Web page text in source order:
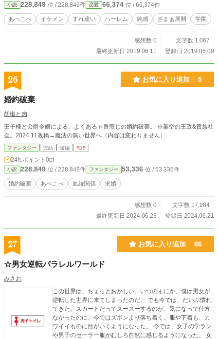
小説 228,849 位 / 228,849件 恋愛 66,374 位 / 66,374件
あべこべ イケメン すれ違い ハーレム 鈍感 ざまぁ展開 学園
感想数 0
文字数 1,067
最終更新日 2019.06.11
登録日 2019.06.09
26 お気に入り追加 5
婚約破棄
胡椒と肉
王子様と公爵令嬢による、よくあるｎ番煎じの婚約破棄。 ※架空の王政&貴族社
会。2024.11改稿→魔法の無い世界へ（内容は変わりません）
ファンタジー 完結 短編 R15
24h.ポイント 0pt
小説 228,849 位 / 228,849件 ファンタジー 53,336 位 / 53,336件
婚約破棄 あべこべ 血縁関係 求婚
感想数 0
文字数 17,984
最終更新日 2024.06.23
登録日 2024.06.21
27 お気に入り追加 86
☆男女逆転パラレルワールド
みさお
この世界は、ちょっとおかしい。いつのまにか、僕は男女が
逆転した世界に来てしまったのだ。 でも今では、だいぶ慣れ
てきた。スカートだってスースーするのが、気になって仕方
なかったのに、今ではズボンより落ち着く。服や下着も、カ
ワイイものに目がいくようになった。 今では、女子の学ラン
や男子のセーラー服がむしろ自然に感じるようになった。 女